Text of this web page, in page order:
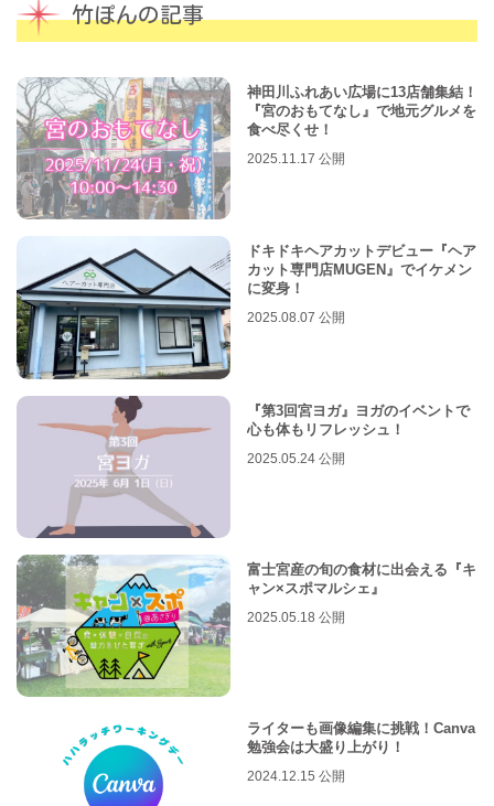
竹ぽんの記事
神田川ふれあい広場に13店舗集結！
『宮のおもてなし』で地元グルメを
食べ尽くせ！
2025.11.17 公開
ドキドキヘアカットデビュー『ヘア
カット専門店MUGEN』でイケメン
に変身！
2025.08.07 公開
『第3回宮ヨガ』ヨガのイベントで
心も体もリフレッシュ！
2025.05.24 公開
富士宮産の旬の食材に出会える『キ
ャン×スポマルシェ』
2025.05.18 公開
ライターも画像編集に挑戦！Canva
勉強会は大盛り上がり！
2024.12.15 公開